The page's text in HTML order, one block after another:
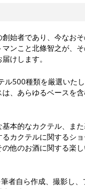
始者であり、今なお
ンこと北條智之が、
けします。
ル500種類を厳選いた
、あらゆるベースを
本的なカクテル、ま
カクテルに関するシ
他のお酒に関する楽
者自ら作成、撮影し